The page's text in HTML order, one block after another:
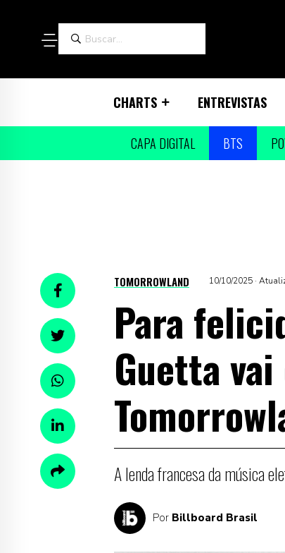
CHARTS ENTREVISTAS
CAPA DIGITAL BTS
TOMORROWLAND 10/10/2025 ·
Para
Guetta
A lenda francesa da música
Por Billboard Brasil